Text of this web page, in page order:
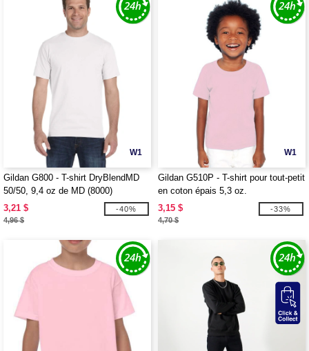
W1
Gildan G800 - T-shirt DryBlendMD
50/50, 9,4 oz de MD (8000)
3,21 $
4,96 $
-40%
W1
Gildan G510P - T-shirt pour tout-petit
en coton épais 5,3 oz.
3,15 $
4,70 $
-33%